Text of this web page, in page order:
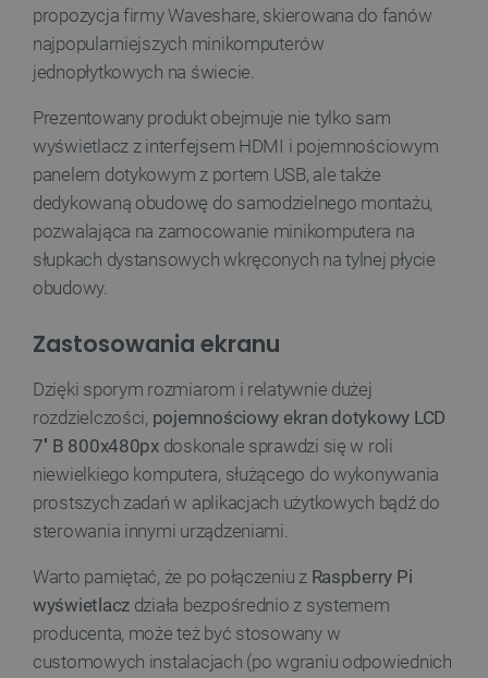
propozycja firmy Waveshare, skierowana do fanów
najpopularniejszych minikomputerów
jednopłytkowych na świecie.
Prezentowany produkt obejmuje nie tylko sam
wyświetlacz z interfejsem HDMI i pojemnościowym
panelem dotykowym z portem USB, ale także
dedykowaną obudowę do samodzielnego montażu,
pozwalająca na zamocowanie minikomputera na
słupkach dystansowych wkręconych na tylnej płycie
obudowy.
Zastosowania ekranu
Dzięki sporym rozmiarom i relatywnie dużej
rozdzielczości, pojemnościowy ekran dotykowy LCD
7'' B 800x480pxdoskonale sprawdzi się w roli
niewielkiego komputera, służącego do wykonywania
prostszych zadań w aplikacjach użytkowych bądź do
sterowania innymi urządzeniami.
Warto pamiętać, że po połączeniu z Raspberry Pi
wyświetlacz działa bezpośrednio z systemem
producenta, może też być stosowany w
customowych instalacjach (po wgraniu odpowiednich
__cf_bm
Cloudflare Inc.
.inpost.pl